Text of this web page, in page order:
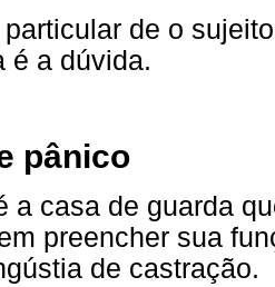
particular de o
é a dúvida.
pânico
a casa de guarda
preencher sua
de castração.